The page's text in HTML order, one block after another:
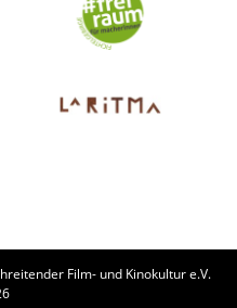
Film- und Kinokultur e.V.